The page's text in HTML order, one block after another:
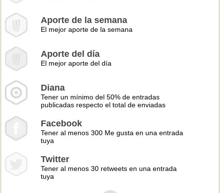
Aporte de la semana
El mejor aporte de la semana
Aporte del día
El mejor aporte del día
Diana
Tener un mínimo del 50% de entradas
publicadas respecto el total de enviadas
Facebook
Tener al menos 300 Me gusta en una entrada
tuya
Twitter
Tener al menos 30 retweets en una entrada
tuya